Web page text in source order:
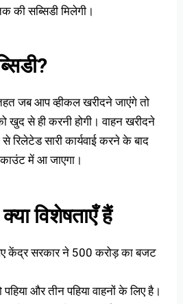
की सब्सिडी मिलेगी।
जब आप व्हीकल खरीदने जाएंगे तो
से ही करनी होगी। वाहन खरीदने
रिलेटेड सारी कार्यवाई करने के बाद
में आ जाएगा।
विशेषताएँ हैं
केंद्र सरकार ने 500 करोड़ का बजट
पहिया और तीन पहिया वाहनों के लिए है।